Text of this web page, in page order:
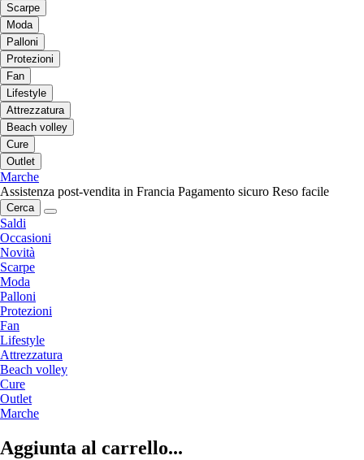
Scarpe
Moda
Palloni
Protezioni
Fan
Lifestyle
Attrezzatura
Beach volley
Cure
Outlet
Marche
Assistenza post-vendita in Francia Pagamento sicuro Reso facile
Cerca
Saldi
Occasioni
Novità
Scarpe
Moda
Palloni
Protezioni
Fan
Lifestyle
Attrezzatura
Beach volley
Cure
Outlet
Marche
Aggiunta al carrello...